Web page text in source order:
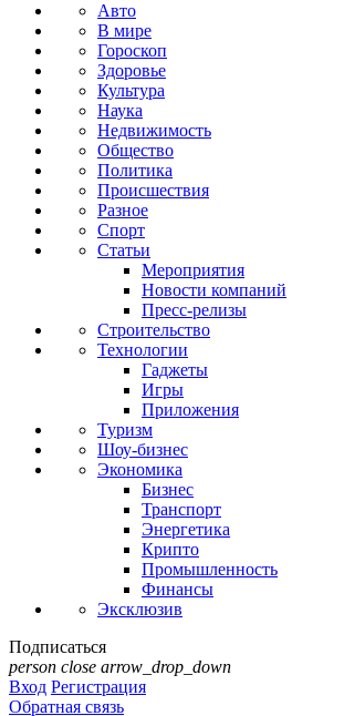
Авто
В мире
Гороскоп
Здоровье
Культура
Наука
Недвижимость
Общество
Политика
Происшествия
Разное
Спорт
Статьи
Мероприятия
Новости компаний
Пресс-релизы
Строительство
Технологии
Гаджеты
Игры
Приложения
Туризм
Шоу-бизнес
Экономика
Бизнес
Транспорт
Энергетика
Крипто
Промышленность
Финансы
Эксклюзив
Подписаться
person close arrow_drop_down
Вход Регистрация
Обратная связь